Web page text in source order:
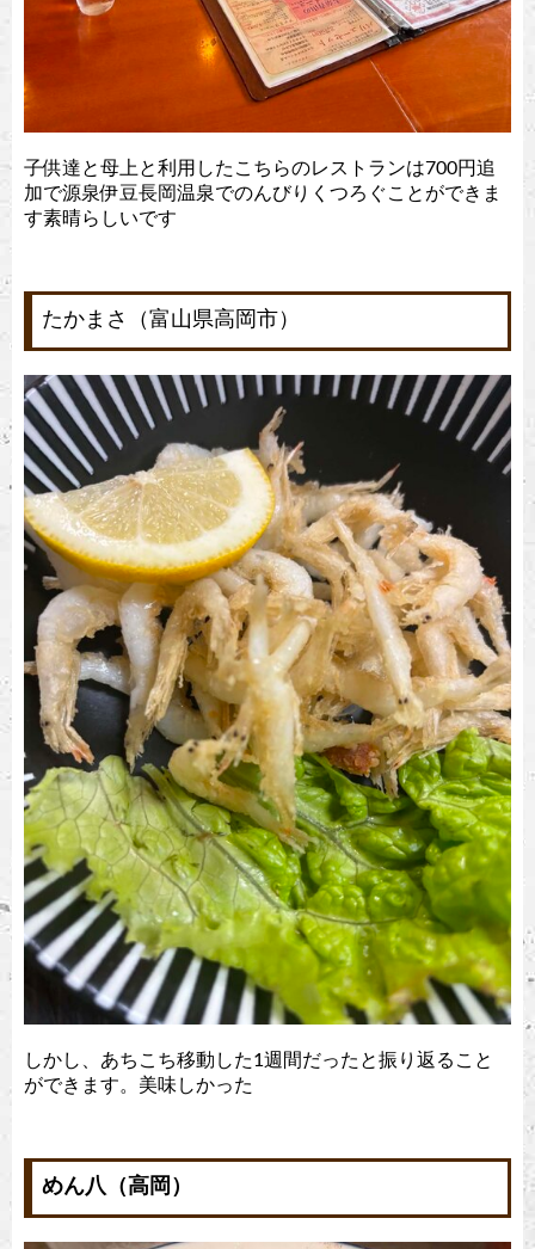
子供達と母上と利用したこちらのレストランは700円追
加で源泉伊豆長岡温泉でのんびりくつろぐことができま
す素晴らしいです
たかまさ（富山県高岡市）
しかし、あちこち移動した1週間だったと振り返ること
ができます。美味しかった
めん八（高岡）